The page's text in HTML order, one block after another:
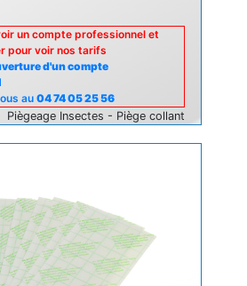
un compte professionnel et
pour voir nos tarifs
d'un compte
au 04 74 05 25 56
Piègeage Insectes - Piège collant